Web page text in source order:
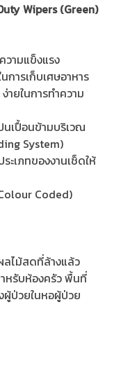
Wipers (Green)
วามแข็งแรง
การเก็บเศษอาหาร
ยในการทำความ
เปื้อนข้ามบริเวณ
System)
ะเภทของงานเช็ดให้
Coded)
ไม้สดที่ล้างแล้ว
หรับห้องครัว พื้นที่
ผู้ป่วยในหอผู้ป่วย